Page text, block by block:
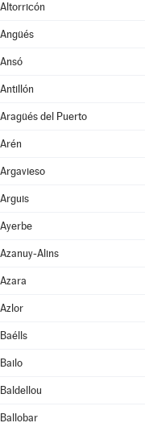
Altorricón
Angüés
Ansó
Antillón
Aragüés del Puerto
Arén
Argavieso
Arguis
Ayerbe
Azanuy-Alins
Azara
Azlor
Baélls
Bailo
Baldellou
Ballobar